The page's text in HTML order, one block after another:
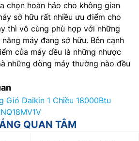
chọn hoàn hảo cho không gian
sở hữu rất nhiều ưu điểm cho
thì vô cùng phù hợp với những
máy đang sở hữu. Bên cạnh
của máy đều là những nhược
những dòng máy thường nào đều
Gió Daikin 1 Chiều 18000Btu
QUAN TÂM